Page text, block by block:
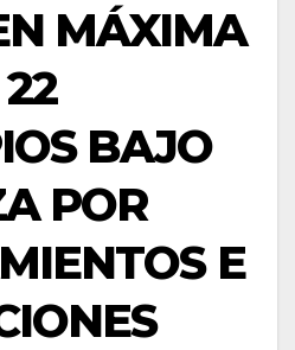
MÁXIMA
BAJO
POR
E